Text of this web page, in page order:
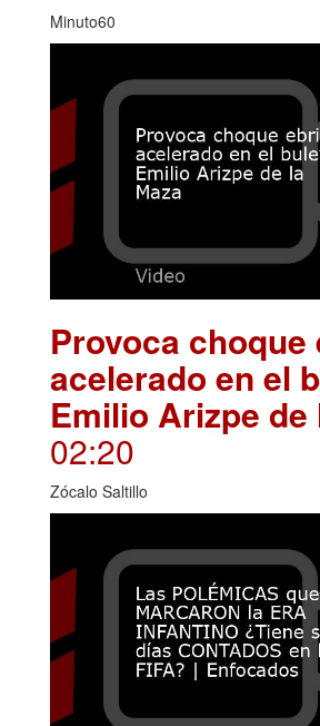
Minuto60
Provoca choque
acelerado en el
Emilio Arizpe de
02:20
Zócalo Saltillo